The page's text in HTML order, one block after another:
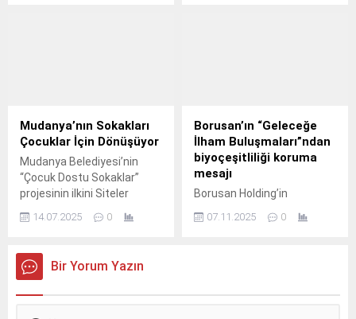
Mudanya’nın Sokakları
Çocuklar İçin Dönüşüyor
Mudanya Belediyesi’nin
“Çocuk Dostu Sokaklar”
projesinin ilkini Siteler
Deniz Dalgıç, kurdele
çocuklarla oyun oynayarak
renkli alanın coşkusuna
14.07.2025 0
Borusan’ın “Geleceğe
İlham Buluşmaları”ndan
biyoçeşitliliği koruma
mesajı
Borusan Holding’in
açılardan ele alan “Geleceğe
07.11.2025 0
Bir Yorum Yazın